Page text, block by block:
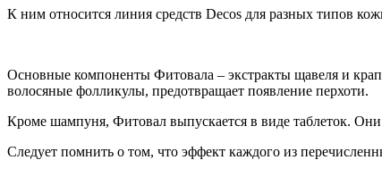
К ним относится линия средств Decos для разных типов
Основные компоненты Фитовала – экстракты щавеля и
волосяные фолликулы, предотвращает появление перхоти.
Кроме шампуня, Фитовал выпускается в виде таблеток.
Следует помнить о том, что эффект каждого из